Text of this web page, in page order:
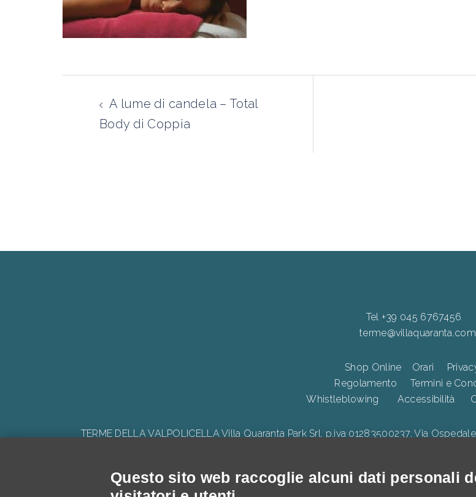
articoloA lume di candela – Total
Body di Coppia
Tel +39 045 6767456
terme@villaquaranta.com
Shop Online Orari
Regolamento
Termini e
Whistleblowing
Accessibilità
TERME DELLA VALPOLICELLA Villa Quaranta Park Srl. p.iva 01283500237, Via
Questo sito web raccoglie alcuni dati personali